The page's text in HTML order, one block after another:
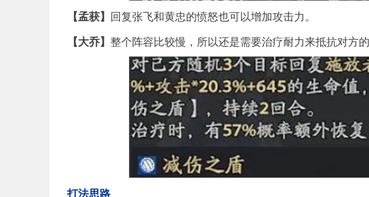
【孟获】 回复张飞和黄忠的愤怒也可以增加攻击力。
【大乔】 整个阵容比较慢，所以还是需要治疗耐力来抵抗对方
打法思路